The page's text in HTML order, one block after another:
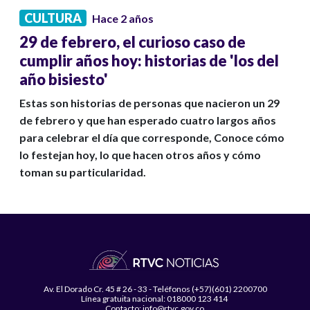
CULTURA Hace 2 años
29 de febrero, el curioso caso de
cumplir años hoy: historias de 'los del
año bisiesto'
Estas son historias de personas que nacieron un 29
de febrero y que han esperado cuatro largos años
para celebrar el día que corresponde, Conoce cómo
lo festejan hoy, lo que hacen otros años y cómo
toman su particularidad.
Av. El Dorado Cr. 45 # 26 - 33 - Teléfonos (+57)(601) 2200700
Línea gratuita nacional: 018000 123 414